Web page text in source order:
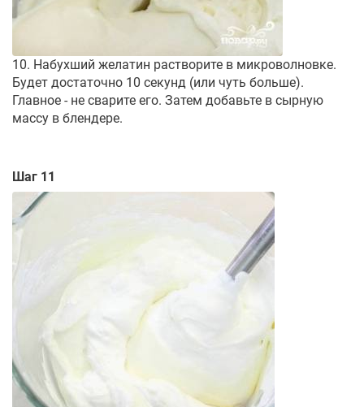
10. Набухший желатин растворите в микроволновке.
Будет достаточно 10 секунд (или чуть больше).
Главное - не сварите его. Затем добавьте в сырную
массу в блендере.
Шаг 11